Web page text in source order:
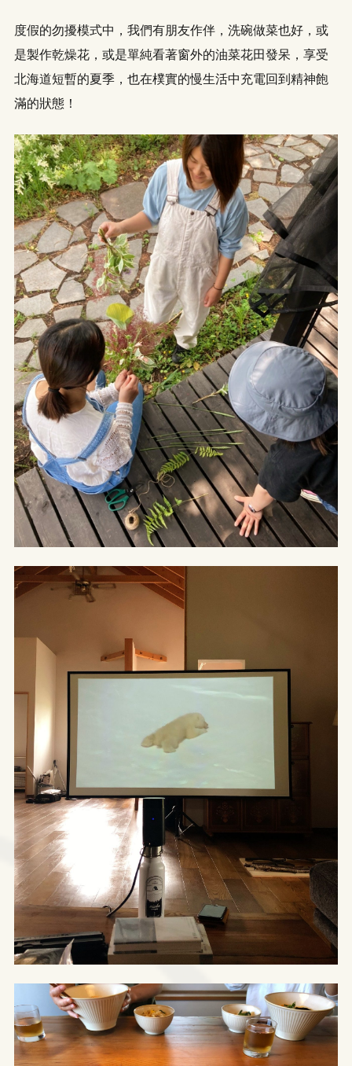
度假的勿擾模式中，我們有朋友作伴，洗碗做菜也好，或
是製作乾燥花，或是單純看著窗外的油菜花田發呆，享受
北海道短暫的夏季，也在樸實的慢生活中充電回到精神飽
滿的狀態！